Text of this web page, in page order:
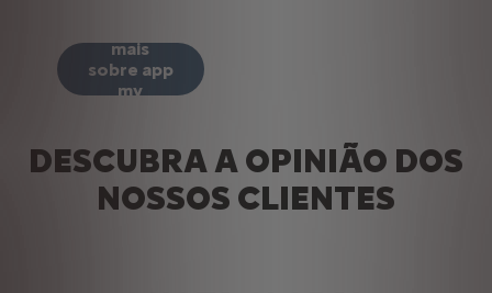
mais
sobre app
my
DESCUBRA A OPINIÃO DOS
NOSSOS CLIENTES